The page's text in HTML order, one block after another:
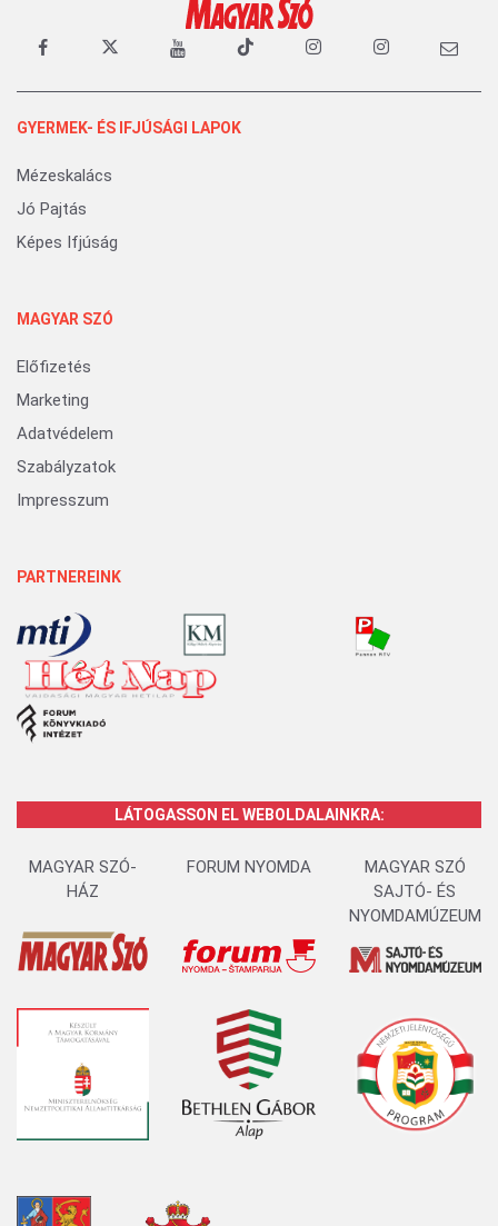
GYERMEK- ÉS IFJÚSÁGI LAPOK
Mézeskalács
Jó Pajtás
Képes Ifjúság
MAGYAR SZÓ
Előfizetés
Marketing
Adatvédelem
Szabályzatok
Impresszum
PARTNEREINK
LÁTOGASSON EL WEBOLDALAINKRA:
MAGYAR SZÓ-
HÁZ
FORUM NYOMDA
MAGYAR SZÓ
SAJTÓ- ÉS
NYOMDAMÚZEUM